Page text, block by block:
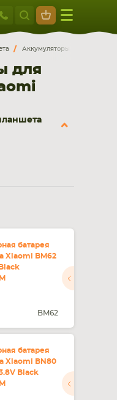
Москва
+7 495 414
Семеновская)
Аккумуляторы для
для
батарея
Xiaomi BM62
BM62
батарея
Xiaomi BN80
Black